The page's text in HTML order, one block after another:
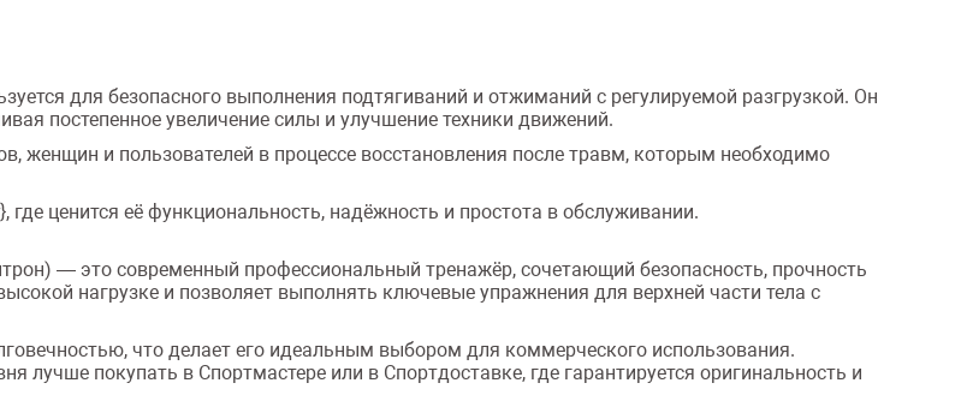
для безопасного выполнения подтягиваний и отжиманий с регулируемой разгрузкой. Он
постепенное увеличение силы и улучшение техники движений.
женщин и пользователей в процессе восстановления после травм, которым необходимо
ценится её функциональность, надёжность и простота в обслуживании.
— это современный профессиональный тренажёр, сочетающий безопасность, прочность
нагрузке и позволяет выполнять ключевые упражнения для верхней части тела с
что делает его идеальным выбором для коммерческого использования.
лучше покупать в Спортмастере или в Спортдоставке, где гарантируется оригинальность и